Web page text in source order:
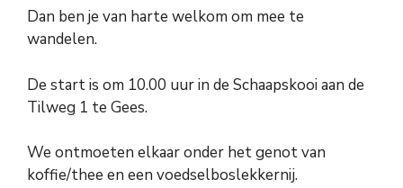
Dan ben je van harte welkom om mee te
wandelen.
De start is om 10.00 uur in de Schaapskooi aan de
Tilweg 1 te Gees.
We ontmoeten elkaar onder het genot van
koffie/thee en een voedselboslekkernij.